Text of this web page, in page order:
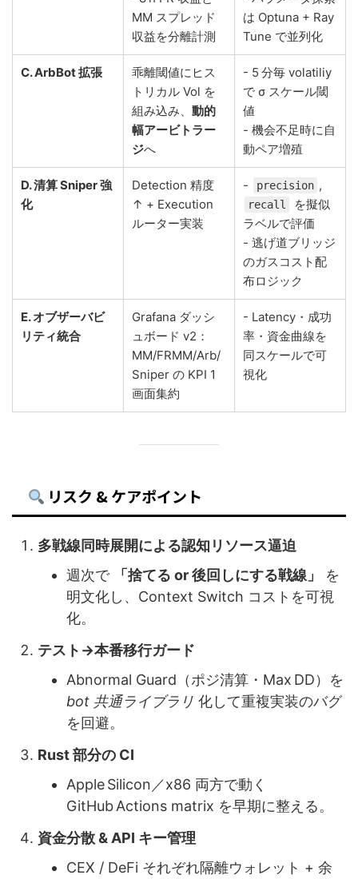
MM スプレッド
収益を分離計測
は Optuna + Ray
Tune で並列化
C. ArbBot 拡張
乖離閾値にヒス
トリカル Vol を
組み込み、 動的
幅アービトラー
ジへ
- 5 分毎 volatiliy
で σ スケール閾
値
- 機会不足時に自
動ペア増殖
D. 清算 Sniper 強
化
Detection 精度
↑ + Execution
ルーター実装
- precision ,
recall
を擬似
ラベルで評価
- 逃げ道ブリッジ
のガスコスト配
布ロジック
E. オブザーバビ
リティ統合
Grafana ダッシ
ュボード v2：
MM/FRMM/Arb/
Sniper の KPI 1
画面集約
- Latency・成功
率・資金曲線を
同スケールで可
視化
リスク & ケアポイント
多戦線同時展開による認知リソース逼迫
週次で
「捨てる or 後回しにする戦線」
を
明文化し、Context Switch コストを可視
化。
テスト→本番移行ガード
Abnormal Guard（ポジ清算・Max DD）を
bot 共通ライブラリ 化して重複実装のバグ
を回避。
Rust 部分の CI
Apple Silicon／x86 両方で動く
GitHub Actions matrix を早期に整える。
資金分散 & API キー管理
CEX / DeFi それぞれ隔離ウォレット + 余